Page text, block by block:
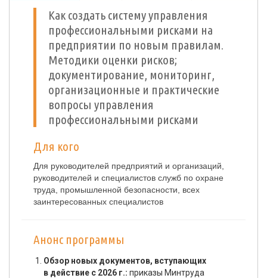
Как создать систему управления
профессиональными рисками на
предприятии по новым правилам.
Методики оценки рисков;
документирование, мониторинг,
организационные и практические
вопросы управления
профессиональными рисками
Для кого
Для руководителей предприятий и организаций,
руководителей и специалистов служб по охране
труда, промышленной безопасности, всех
заинтересованных специалистов
Анонс программы
Обзор новых документов, вступающих
в действие с 2026 г.: приказы Минтруда